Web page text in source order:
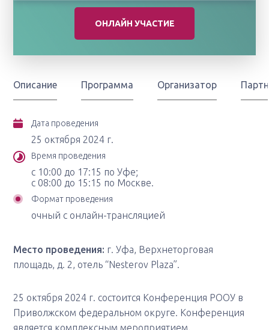
ОНЛАЙН УЧАСТИЕ
Описание Программа Организатор
Дата проведения
25 октября 2024 г.
Время проведения
с 10:00 до 17:15 по Уфе;
с 08:00 до 15:15 по Москве.
Формат проведения
очный с онлайн-трансляцией
Место проведения: г. Уфа, Верхнеторговая
площадь, д. 2, отель “Nesterov Plaza”.
25 октября 2024 г. состоится Конференция РООУ в
Приволжском федеральном округе. Конференция
является комплексным мероприятием,